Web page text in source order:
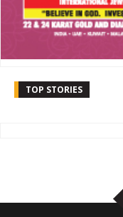
TOP STORIES